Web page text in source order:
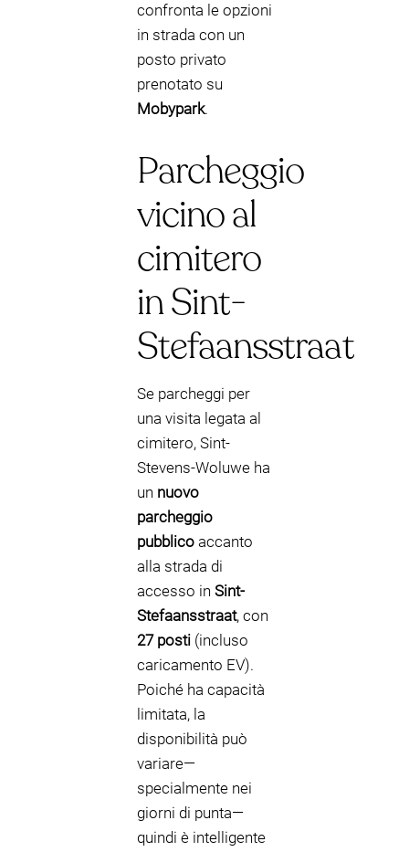
confronta le opzioni
in strada con un
posto privato
prenotato su
Mobypark.
Parcheggio
vicino al
cimitero
in Sint-
Stefaansstraat
Se parcheggi per
una visita legata al
cimitero, Sint-
Stevens-Woluwe ha
un nuovo
parcheggio
pubblico accanto
alla strada di
accesso in Sint-
Stefaansstraat, con
27 posti (incluso
caricamento EV).
Poiché ha capacità
limitata, la
disponibilità può
variare—
specialmente nei
giorni di punta—
quindi è intelligente